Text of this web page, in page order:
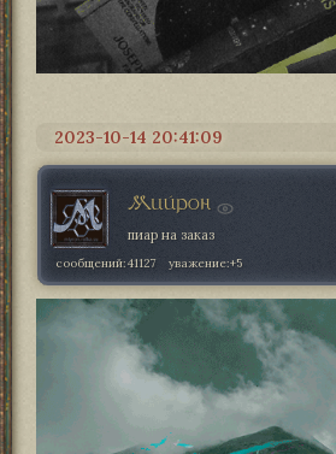
2023-10-14 20:41:09
Мийрон
пиар на заказ
сообщений:41127 уважение:+5